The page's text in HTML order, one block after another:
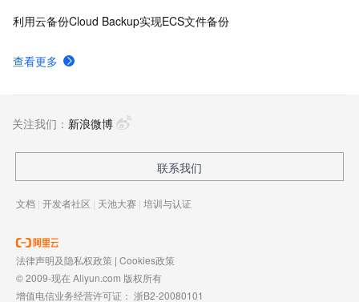
利用云备份Cloud Backup实现ECS文件备份
查看更多
关注我们： 新浪微博
联系我们
文档 | 开发者社区 | 天池大赛 | 培训与认证
法律声明及隐私权政策 | Cookies政策
© 2009-现在 Aliyun.com 版权所有
增值电信业务经营许可证： 浙B2-20080101